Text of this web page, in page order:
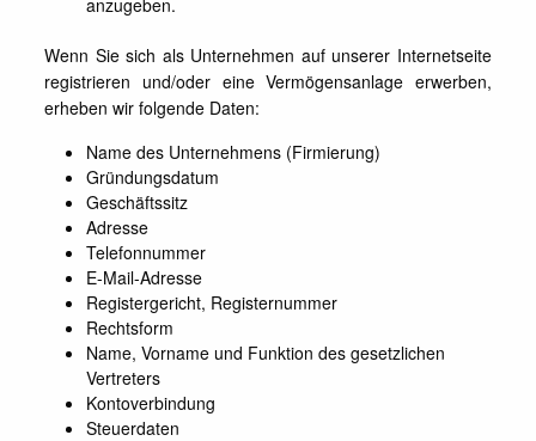
anzugeben.
Wenn Sie sich als Unternehmen auf unserer Internetseite
registrieren und/oder eine Vermögensanlage erwerben,
erheben wir folgende Daten:
Name des Unternehmens (Firmierung)
Gründungsdatum
Geschäftssitz
Adresse
Telefonnummer
E-Mail-Adresse
Registergericht, Registernummer
Rechtsform
Name, Vorname und Funktion des gesetzlichen
Vertreters
Kontoverbindung
Steuerdaten